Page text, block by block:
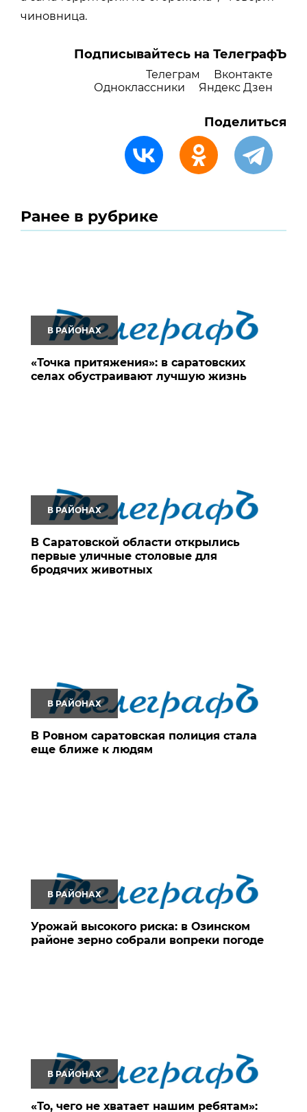
чиновница.
Подписывайтесь на ТелеграфЪ
Телеграм
Вконтакте
Одноклассники
Яндекс Дзен
Поделиться
Ранее в рубрике
В РАЙОНАХ
«Точка притяжения»: в саратовских
селах обустраивают лучшую жизнь
В РАЙОНАХ
В Саратовской области открылись
первые уличные столовые для
бродячих животных
В РАЙОНАХ
В Ровном саратовская полиция стала
еще ближе к людям
В РАЙОНАХ
Урожай высокого риска: в Озинском
районе зерно собрали вопреки погоде
В РАЙОНАХ
«То, чего не хватает нашим ребятам»: